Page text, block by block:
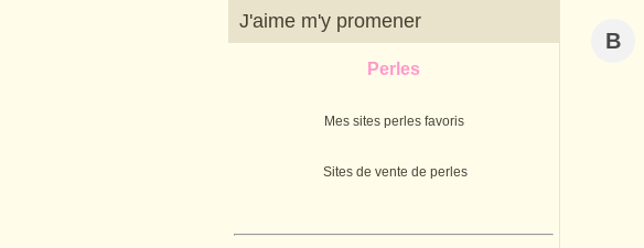
J'aime m'y promener
Perles
Mes sites perles favoris
Sites de vente de perles
B